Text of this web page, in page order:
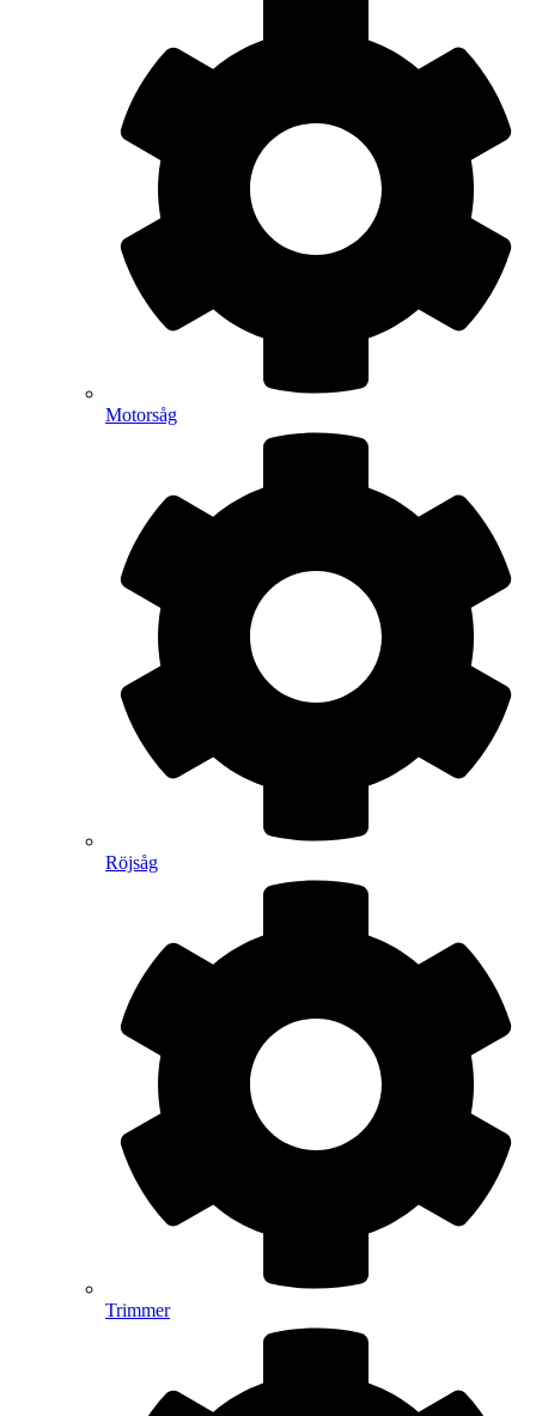
Motorsåg
Röjsåg
Trimmer